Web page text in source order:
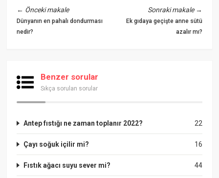
← Önceki makale
Dünyanın en pahalı dondurması
nedir?
Sonraki makale→
Ek gıdaya geçişte anne sütü
azalır mı?
Benzer sorular
Sıkça sorulan sorular
22
Antep fıstığı ne zaman toplanır 2022?
16
Çayı soğuk içilir mi?
44
Fıstık ağacı suyu sever mi?